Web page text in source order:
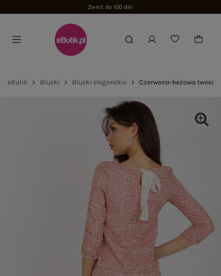
Zwrot do 100 dni
eButik Bluzki Bluzki eleganckie Czerwono-beżowa